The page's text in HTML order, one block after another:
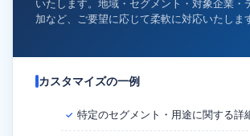
いたします。地域・セグメント・対象企業・
加など、ご要望に応じて柔軟に対応いたしま
カスタマイズの一例
✓ 特定のセグメント・用途に関する詳